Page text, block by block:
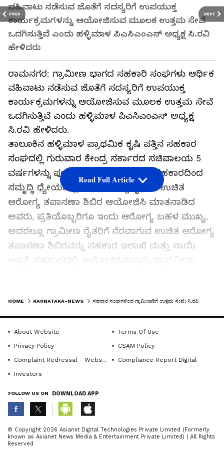
PREV NEXT
ವಹಿವಾಟು ನಡೆಸುವ ಜೊತೆಗೆ ಸದಸ್ಯರಿಗೆ ಉಪಯುಕ್ತ
ಕಾರ್ಯಕ್ರಮಗಳನ್ನು ಆಯೋಜಿಸುವ ಮೂಲಕ ಉತ್ತಮ ಸೇವೆ
ಒದಗಿಸುತ್ತಿವೆ ಎಂದು ಹಳ್ಳಿಮಾಳ ಪಿಎಸಿಎಂಎಸ್ ಅಧ್ಯಕ್ಷ ಸಿ.ರವಿ
ಹೇಳಿದರು
ರಾಮನಗರ: ಗ್ರಾಮೀಣ ಭಾಗದ ಸಹಕಾರಿ ಸಂಘಗಳು ಆರ್ಥಿಕ
ವಹಿವಾಟು ನಡೆಸುವ ಜೊತೆಗೆ ಸದಸ್ಯರಿಗೆ ಉಪಯುಕ್ತ
ಕಾರ್ಯಕ್ರಮಗಳನ್ನು ಆಯೋಜಿಸುವ ಮೂಲಕ ಉತ್ತಮ ಸೇವೆ
ಒದಗಿಸುತ್ತಿವೆ ಎಂದು ಹಳ್ಳಿಮಾಳ ಪಿಎಸಿಎಂಎಸ್ ಅಧ್ಯಕ್ಷ
ಸಿ.ರವಿ ಹೇಳಿದರು.
ತಾಲೂಕಿನ ಹಳ್ಳಿಮಾಳ ಪ್ರಾಥಮಿಕ ಕೃಷಿ ಪತ್ತಿನ ಸಹಕಾರ
ಸಂಘದಲ್ಲಿ ಗುರುವಾರ ಕೇಂದ್ರ ಸರ್ಕಾರದ ಸಚಿವಾಲಯ 5
ವರ್ಷಗಳನ್ನು ಪೂರೈಸುತ್ತಿರುವ ಹಿನ್ನಲೆಯಲ್ಲಿ ಸಹಕಾರದಿಂದ
ಸಮೃದ್ಧಿ ಧ್ಯೇಯದಲ್ಲಿ ಆಯೋಜಿಸಿದ್ದ ರೈತರಿಗೆ ಉಚಿತ
ಆರೋಗ್ಯ ತಪಾಸಣಾ ಶಿಬಿರ ಆಯೋಜಿಸಿ ಮಾತನಾಡಿದ
ಅವರು, ಪ್ರತಿಯೊಬ್ಬರಿಗೂ ಇಂದು ಆರೋಗ್ಯ ಬಹಳ ಮುಖ್ಯ,
ಅದರಲ್ಲೂ ಗ್ರಾಮೀಣ ರೈತರಿಗೆ ನೆರವಾಗುವ ಉಚಿತ ಆರೋಗ್ಯ
ತಪಾಸಣಾ ಶಿಬಿರವನ್ನು ಸಹಕಾರ ಇಲಾಖೆ ಮತ್ತು ಸಾಯಿ
ಆಸ್ಪತ್ರೆ ಸಹಕಾರದಲ್ಲಿ ಆಯೋಜಿಸಿರುವುದು ಶ್ಲಾಘನೀಯ
ಸಂಘದಲ್ಲಿ ಕೆಸಿಸಿ ಅಲ್ಪಾವಧಿ ಸಾಲ ವಿತರಣೆ ಮಾಡುವ
ಜೊತೆಗೆ ರೈತರಿಗೆ ಆಧುನಿಕ ಕೃಷಿ ತರಬೇತಿ ಮತ್ತು ಆರೋಗ್ಯ
ತಪಾಸಣೆ ಕಾರ್ಯಕ್ರಮ ಆಯೋಜಿಸುವ ಮೂಲಕ ಸಂಘದ
ಆಡಳಿತ ಮಂಡಳಿ ಸಮಾಜಮುಖಿ ಕೆಲಸ ಮಾಡುತ್ತಿದೆ. ಸಂಘ
ಮತ್ತಷ್ಟು ರೈತರಿಗೆ ನೆರವಾಗುವ ಕೆಲಸಗಳನ್ನು ಹಮ್ಮಿಕೊಂಡು
ಮತ್ತಷ್ಟು ಸಮಾಜಮುಖಿಯಾಗಿ ಸಾಗಲಿದೆ. ಇದಕ್ಕೆ ಸಹಕಾರಿಗಳ
ಪಡೆದುಕೊಂಡು ಆರೋಗ್ಯವಂತರಾಗಿ ಬದುಕು ನಡೆಸಿ ಎಂದು
ರವಿ ಸಹಕಾರಿಗಳಿಗೆ ಕಿವಿಮಾತು ಹೇಳಿದರು.
ಸಹಕಾರ ಇಲಾಖೆಯ ಅಧಿಕಾರಿ ಮಂಜುನಾಥ್ ಮಾತನಾಡಿ,
Read Full Article
ABOUT THE AUTHOR
K KannadaprabhaNewsNetwork
HOME KARNATAKA-NEWS ಸಹಕಾರ ಸಂಘಗಳಿಂದ ಗ್ರಾಮೀಣರಿಗೆ ಉತ್ತಮ ಸೇವೆ: ಸಿ.ರವಿ
About Website
Terms Of Use
Privacy Policy
CSAM Policy
Complaint Redressal - Website
Compliance Report Digital
Investors
FOLLOW US ON DOWNLOAD APP
© Copyright 2026 Asianxt Digital Technologies Private Limited (Formerly
known as Asianet News Media & Entertainment Private Limited) | All Rights
Reserved